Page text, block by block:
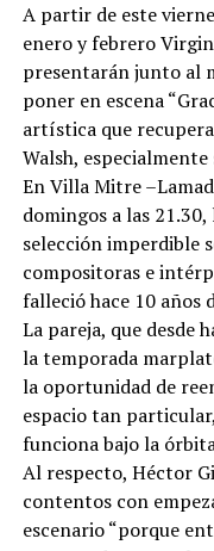
A partir de este
enero y febrero
presentarán junto al
poner en escena
artística que
Walsh,
En Villa Mitre
domingos a las
selección imperdible
compositoras e
falleció hace 10 años
La pareja, que desde
la temporada
la oportunidad de
espacio tan
funciona bajo la
Al respecto, Héctor
contentos con
escenario “porque